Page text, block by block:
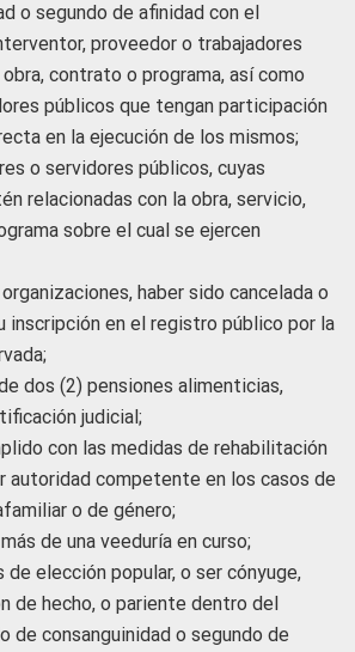
o segundo de afinidad con el
proveedor o trabajadores
contrato o programa, así como
públicos que tengan participación
en la ejecución de los mismos;
o servidores públicos, cuyas
relacionadas con la obra, servicio,
sobre el cual se ejercen
haber sido cancelada o
inscripción en el registro público por la
dos (2) pensiones alimenticias,
judicial;
con las medidas de rehabilitación
autoridad competente en los casos de
o de género;
de una veeduría en curso;
de elección popular, o ser cónyuge,
de hecho, o pariente dentro del
de consanguinidad o segundo de